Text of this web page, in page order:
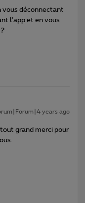
vous déconnectant
l’app et en vous
years ago
grand merci pour